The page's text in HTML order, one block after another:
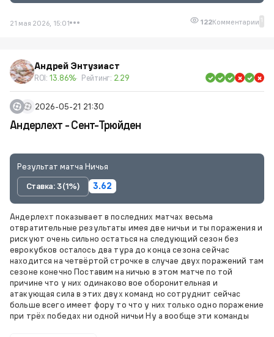
21 мая 2026, 15:01 122Комментарии 1
Андрей Энтузиаст
ROI: 13.86% Рейтинг: 2.29
2026-05-21 21:30
Андерлехт - Сент-Трюйден
Результат матча Ничья
Ставка: 3 (1%)
3.62
Андерлехт показывает в последних матчах весьма
отвратительные результаты имея две ничьи и ты поражения и
рискуют очень сильно остаться на следующий сезон без
еврокубков осталось два тура до конца сезона сейчас
находится на четвёртой строчке в случае двух поражений там
сезоне конечно Поставим на ничью в этом матче по той
причине что у них одинаково вое оборонительная и
атакующая сила в этих двух команд но сотруднит сейчас
больше всего имеет фору то что у них только одно поражение
при трёх победах ни одной ничьи Ну а вообще эти команды